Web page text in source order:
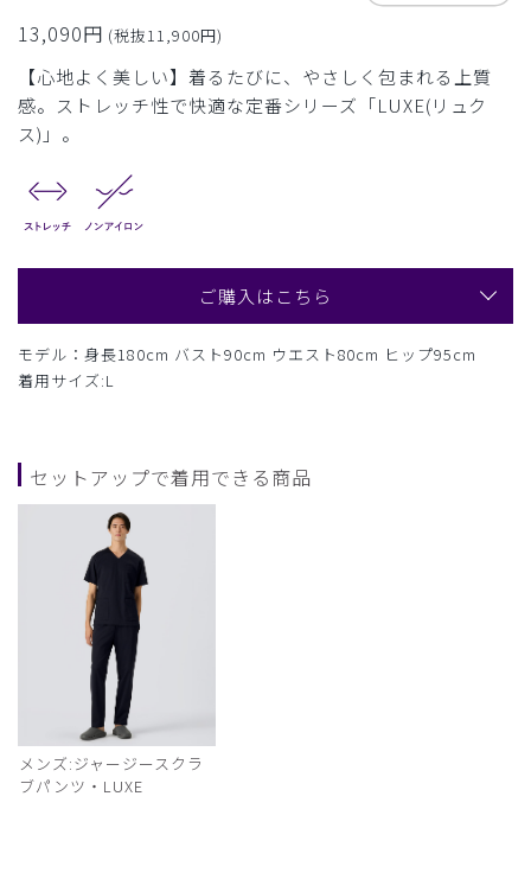
13,090円 (税抜11,900円)
【心地よく美しい】着るたびに、やさしく包まれる上質
感。ストレッチ性で快適な定番シリーズ「LUXE(リュク
ス)」。
ご購入はこちら
モデル：身長180cm バスト90cm ウエスト80cm ヒップ95cm
着用サイズ:L
セットアップで着用できる商品
メンズ:ジャージースクラ
ブパンツ・LUXE